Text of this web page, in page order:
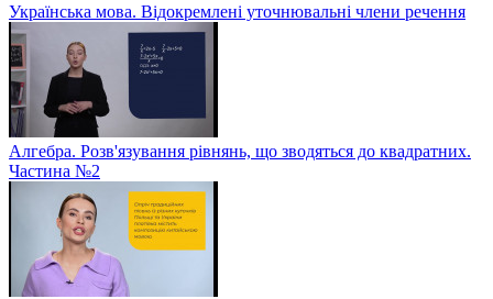
Українська мова. Відокремлені уточнювальні члени речення
Алгебра. Розв'язування рівнянь, що зводяться до квадратних.
Частина №2